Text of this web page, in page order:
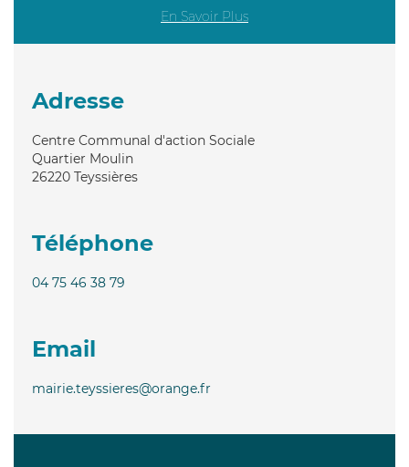
En Savoir Plus
Adresse
Centre Communal d'action Sociale
Quartier Moulin
26220 Teyssières
Téléphone
04 75 46 38 79
Email
mairie.teyssieres@orange.fr